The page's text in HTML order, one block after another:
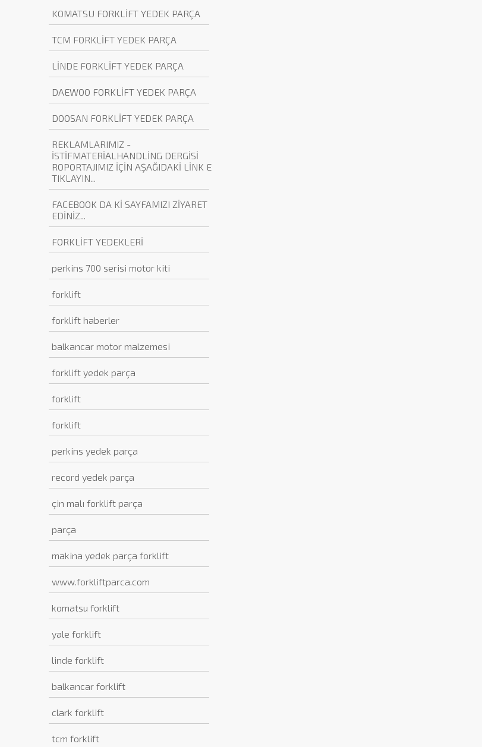
KOMATSU FORKLİFT YEDEK PARÇA
TCM FORKLİFT YEDEK PARÇA
LİNDE FORKLİFT YEDEK PARÇA
DAEWOO FORKLİFT YEDEK PARÇA
DOOSAN FORKLİFT YEDEK PARÇA
REKLAMLARIMIZ -
İSTİFMATERİALHANDLİNG DERGİSİ
ROPORTAJIMIZ İÇİN AŞAĞIDAKİ LİNK E
TIKLAYIN...
FACEBOOK DA Kİ SAYFAMIZI ZİYARET
EDİNİZ...
FORKLİFT YEDEKLERİ
perkins 700 serisi motor kiti
forklift
forklift haberler
balkancar motor malzemesi
forklift yedek parça
forklift
forklift
perkins yedek parça
record yedek parça
çin malı forklift parça
parça
makina yedek parça forklift
www.forkliftparca.com
komatsu forklift
yale forklift
linde forklift
balkancar forklift
clark forklift
tcm forklift